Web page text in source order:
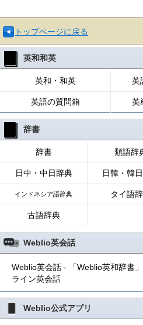
トップページに戻る
英和和英
英和・和英 英
英語の質問箱 英
辞書
辞書 類語辞
日中・中日辞典 日韓・韓
インドネシア語辞典 タイ語
古語辞典
Weblio英会話
Weblio英会話 - 「Weblio英和辞書
ライン英会話
Weblio公式アプリ